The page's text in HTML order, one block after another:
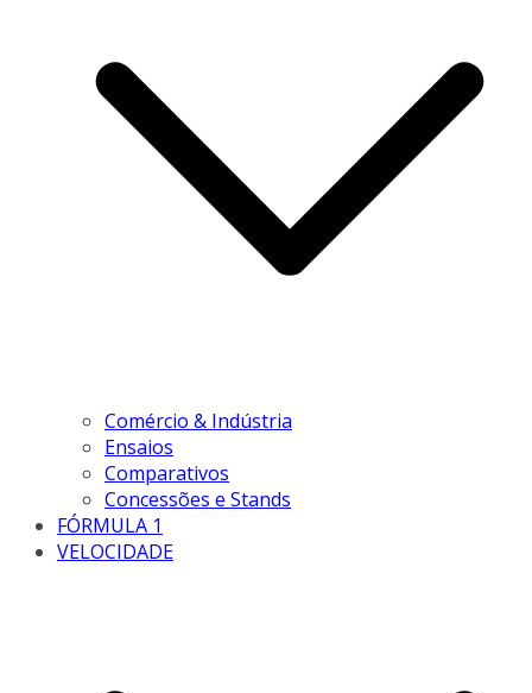
Comércio & Indústria
Ensaios
Comparativos
Concessões e Stands
FÓRMULA 1
VELOCIDADE